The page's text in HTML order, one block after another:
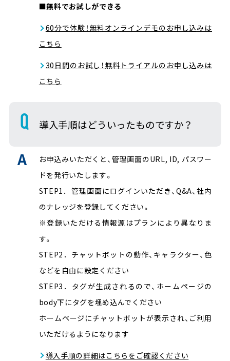
■無料でお試しができる
60分で体験！無料オンラインデモのお申し込みは
こちら
30日間のお試し！無料トライアルのお申し込みは
こちら
導入手順はどういったものですか？
お申込みいただくと、管理画面のURL, ID, パスワー
ドを発行いたします。
STEP1．管理画面にログインいただき、Q&A、社内
のナレッジを登録してください。
※登録いただける情報源はプランにより異なりま
す。
STEP2．チャットボットの動作、キャラクター、色
などを自由に設定ください
STEP3．タグが生成されるので、ホームページの
body下にタグを埋め込んでください
ホームページにチャットボットが表示され、ご利用
いただけるようになります
導入手順の詳細はこちらをご確認ください